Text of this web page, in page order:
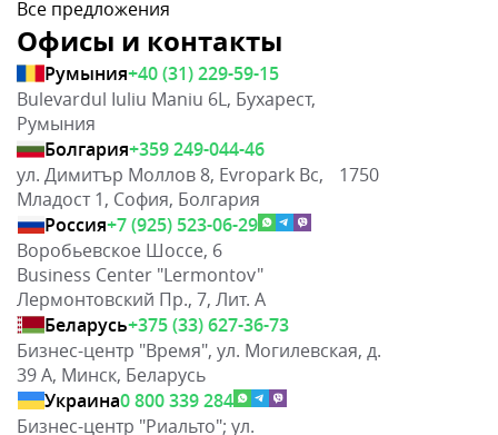
Все предложения
Офисы и контакты
Румыния+40 (31) 229-59-15
Bulevardul Iuliu Maniu 6L, Бухарест,
Румыния
Болгария+359 249-044-46
ул. Димитър Моллов 8, Evropark Bc, 1750
Младост 1, София, Болгария
Россия+7 (925) 523-06-29
Воробьевское Шоссе, 6
Business Center "Lermontov"
Лермонтовский Пр., 7, Лит. А
Беларусь+375 (33) 627-36-73
Бизнес-центр "Время", ул. Могилевская, д.
39 А, Минск, Беларусь
Украина0 800 339 284
Бизнес-центр "Риальто"; ул.